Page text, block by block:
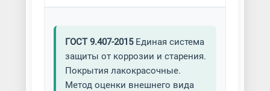
Порошковая покраска метизов
Порошковая покраска
ГОСТ 9.407-2015Единая система
защиты от коррозии и старения.
Покрытия лакокрасочные.
Метод оценки внешнего вида